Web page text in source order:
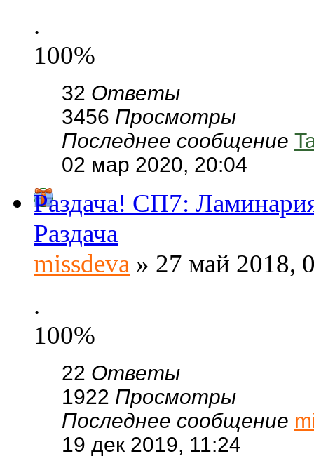
.
100%
32 Ответы
3456 Просмотры
Последнее сообщение
02 мар 2020, 20:04
Раздача! СП7:
Раздача
missdeva » 27 май 2018,
.
100%
22 Ответы
1922 Просмотры
Последнее сообщение
19 дек 2019, 11:24